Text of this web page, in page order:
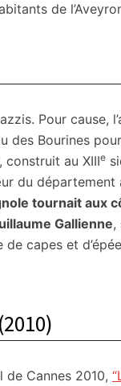
de
Pour cause,
des Bourines
au XIIIe
du département
tournait aux
Gallienne,
capes et
Cannes 2010,